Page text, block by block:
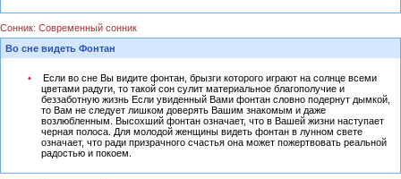
Сонник: Современный сонник
Во сне видеть Фонтан
Если во сне Вы видите фонтан, брызги которого играют на солнце всеми
цветами радуги, то такой сон сулит материальное благополучие и
беззаботную жизнь Если увиденный Вами фонтан словно подернут дымкой,
то Вам не следует лишком доверять Вашим знакомым и даже
возлюбленным. Высохший фонтан означает, что в Вашей жизни наступает
черная полоса. Для молодой женщины видеть фонтан в лунном свете
означает, что ради призрачного счастья она может пожертвовать реальной
радостью и покоем.